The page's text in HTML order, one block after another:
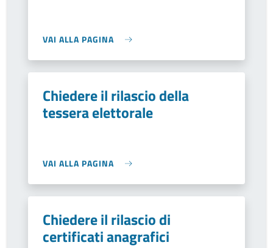
VAI ALLA PAGINA
Chiedere il rilascio della
tessera elettorale
VAI ALLA PAGINA
Chiedere il rilascio di
certificati anagrafici